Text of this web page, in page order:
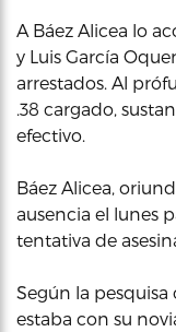
A Báez Alicea lo
y Luis García
arrestados. Al
.38 cargado,
efectivo.
Báez Alicea,
ausencia el lunes
tentativa de
Según la
estaba con su